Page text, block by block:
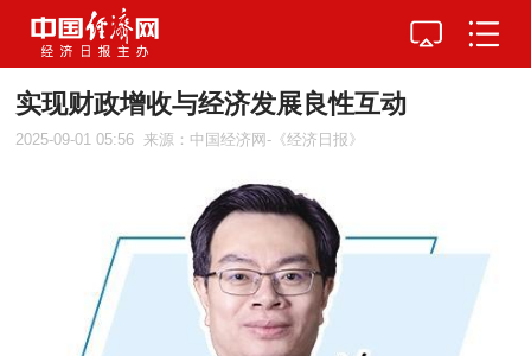
实现财政增收与经济发展良性互动
2025-09-01 05:56 来源：中国经济网-《经济日报》